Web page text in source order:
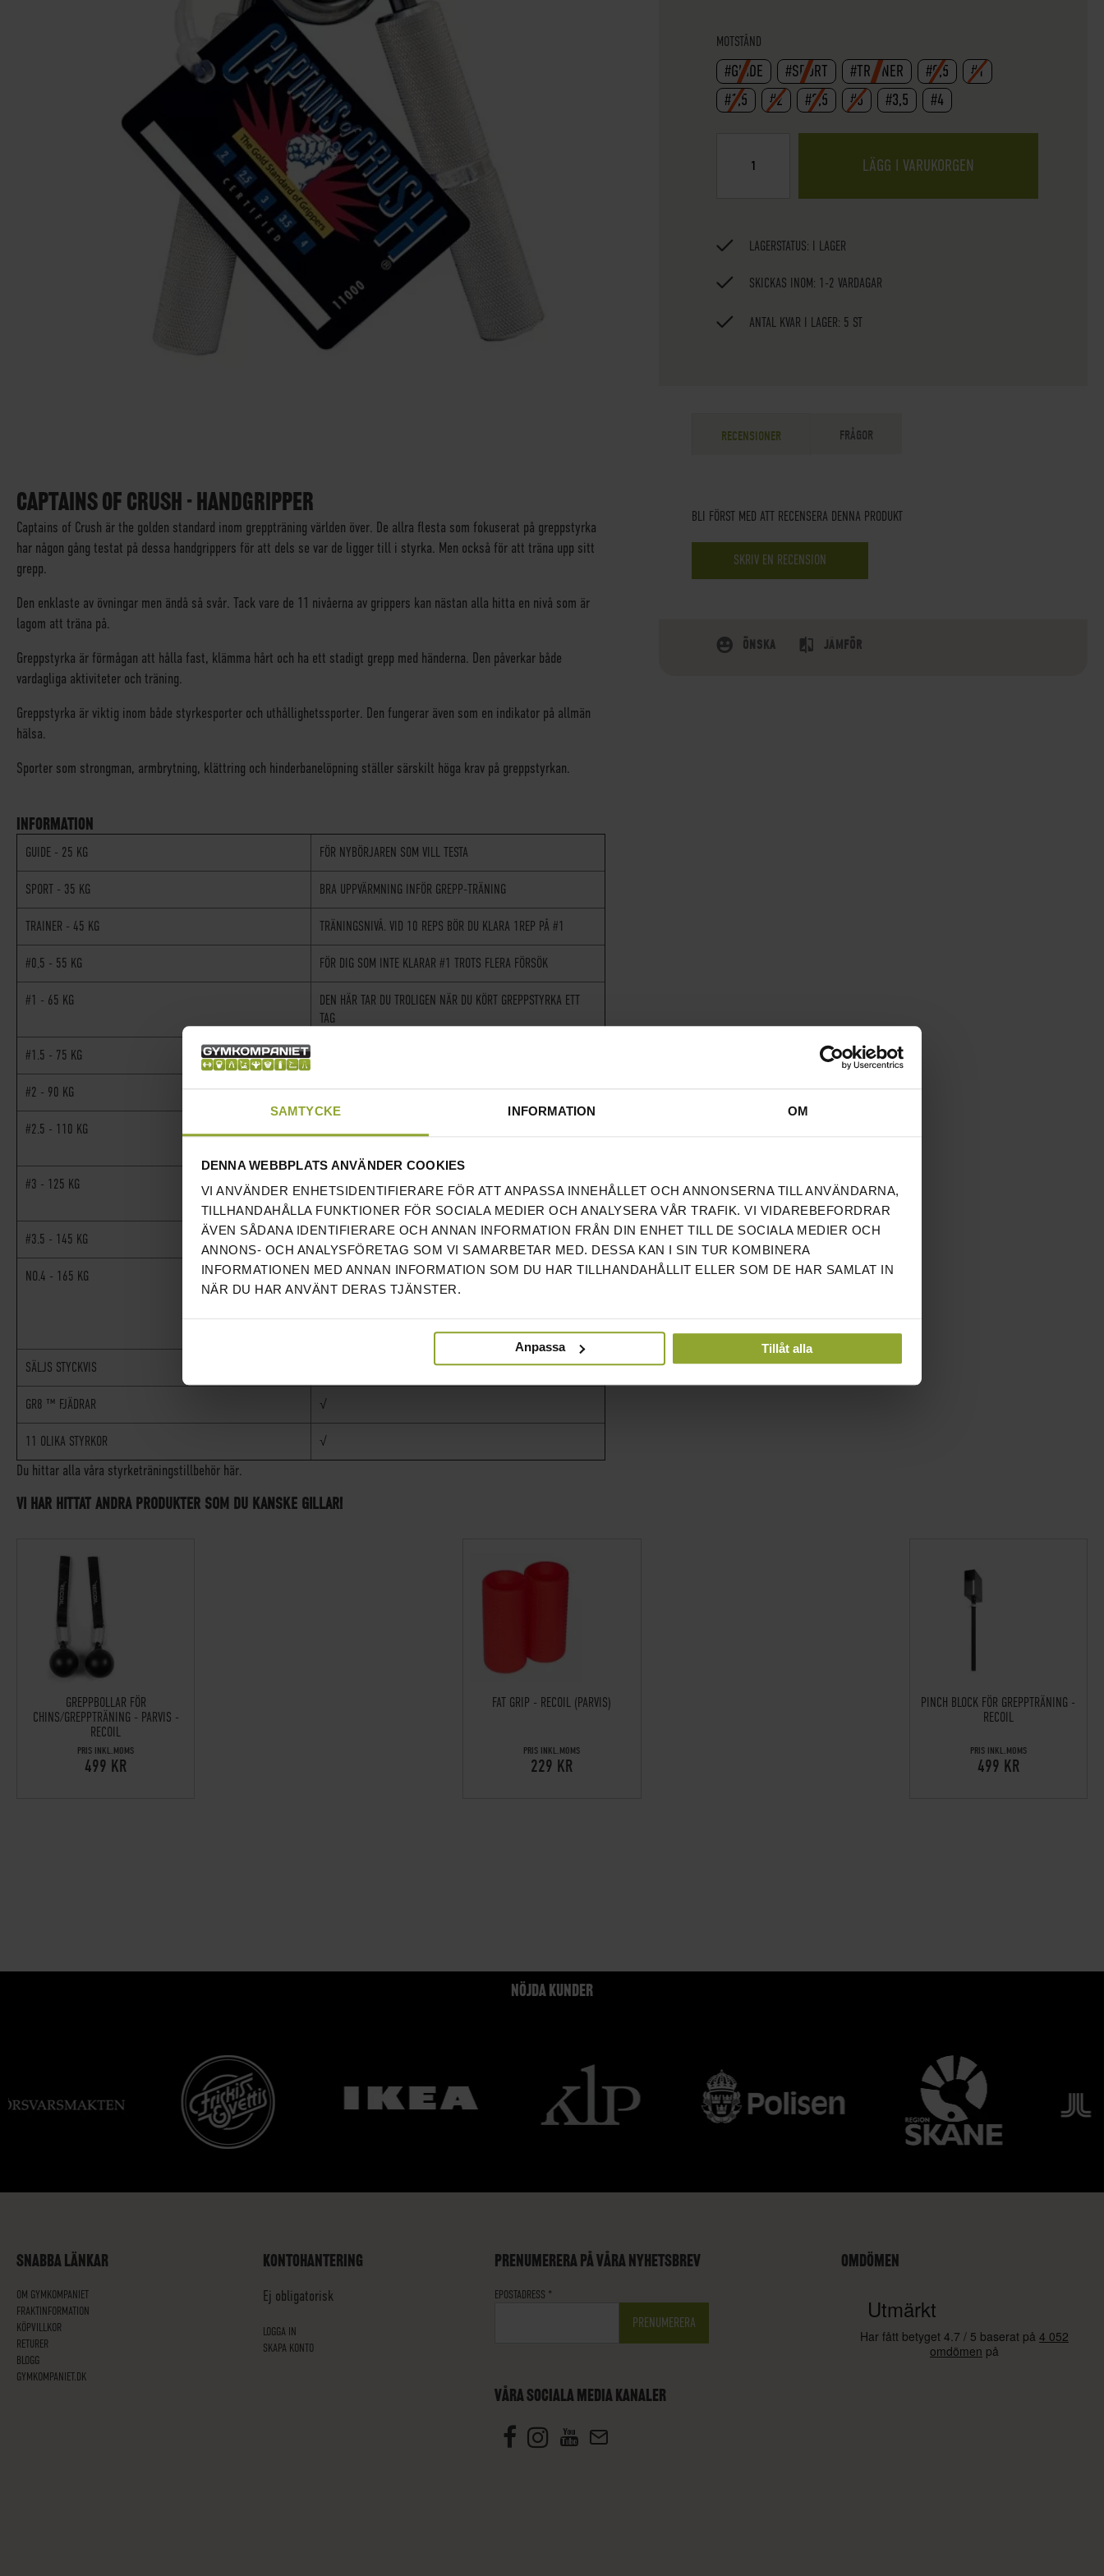
SAMTYCKE INFORMATION OM
DENNA WEBBPLATS ANVÄNDER COOKIES
VI ANVÄNDER ENHETSIDENTIFIERARE FÖR ATT ANPASSA INNEHÅLLET OCH ANNONSERNA TILL ANVÄNDARNA,
TILLHANDAHÅLLA FUNKTIONER FÖR SOCIALA MEDIER OCH ANALYSERA VÅR TRAFIK. VI VIDAREBEFORDRAR
ÄVEN SÅDANA IDENTIFIERARE OCH ANNAN INFORMATION FRÅN DIN ENHET TILL DE SOCIALA MEDIER OCH
ANNONS- OCH ANALYSFÖRETAG SOM VI SAMARBETAR MED. DESSA KAN I SIN TUR KOMBINERA
INFORMATIONEN MED ANNAN INFORMATION SOM DU HAR TILLHANDAHÅLLIT ELLER SOM DE HAR SAMLAT IN
NÄR DU HAR ANVÄNT DERAS TJÄNSTER.
Anpassa Tillåt alla
THE
BEGINNING
OF
THE
IMAGES
MOTSTÅND
#GUIDE #SPORT #TRAINER #0,5
#1
#1,5
#2 #2,5 #3 #3,5 #4
LÄGG I VARUKORGEN
LAGERSTATUS: I LAGER
SKICKAS INOM: 1-2 VARDAGAR
ANTAL KVAR I LAGER: 5 ST
RECENSIONER
BLI FÖRST MED ATT RECENSERA DENNA PRODUKT
SKRIV EN RECENSION
FRÅGOR
ÖNSKA JÄMFÖR
CAPTAINS OF CRUSH - HANDGRIPPER
Captains of Crush är the golden standard inom greppträning världen över. De allra flesta som fokuserat på greppstyrka
har någon gång testat på dessa handgrippers för att dels se var de ligger till i styrka. Men också för att träna upp sitt
grepp.
Den enklaste av övningar men ändå så svår. Tack vare de 11 nivåerna av grippers kan nästan alla hitta en nivå som är
lagom att träna på.
Greppstyrka är förmågan att hålla fast, klämma hårt och ha ett stadigt grepp med händerna. Den påverkar både
vardagliga aktiviteter och träning.
Greppstyrka är viktig inom både styrkesporter och uthållighetssporter. Den fungerar även som en indikator på allmän
hälsa.
Sporter som strongman, armbrytning, klättring och hinderbanelöpning ställer särskilt höga krav på greppstyrkan.
INFORMATION
GUIDE - 25 KG FÖR NYBÖRJAREN SOM VILL TESTA
SPORT - 35 KG BRA UPPVÄRMNING INFÖR GREPP-TRÄNING
TRAINER - 45 KG TRÄNINGSNIVÅ. VID 10 REPS BÖR DU KLARA 1REP PÅ #1
#0,5 - 55 KG FÖR DIG SOM INTE KLARAR #1 TROTS FLERA FÖRSÖK
#1 - 65 KG
DEN HÄR TAR DU TROLIGEN NÄR DU KÖRT GREPPSTYRKA ETT
TAG
#1.5 - 75 KG
#2 - 90 KG GRYMT. RIKTIGT BRA GREPPSTYRKA
#2.5 - 110 KG
#3 - 125 KG
EXTRA-ORDINÄRT GREPP (286 PERSONER I VÄRLDEN SOM
OFFICIELLT KLARAT ATT STÄNGA DENNA)
#3.5 - 145 KG PÅ VÄG MOT ABSOLUTA TOPPEN.
NO.4 - 165 KG
EPISKT! BARA EN HANDFULL MÄNNISKOR I VÄRLDEN HAR
KLARAT DENNA (ENDAST 5 PERSONER I HELA VÄRLDEN SOM HAR
SÄLJS STYCKVIS
GR8 ™ FJÄDRAR √
11 OLIKA STYRKOR √
Du hittar alla våra styrketräningstillbehör här.
VI HAR HITTAT ANDRA PRODUKTER SOM DU KANSKE GILLAR!
GREPPBOLLAR FÖR
CHINS/GREPPTRÄNING - PARVIS -
RECOIL
PRIS INKL.MOMS
499 KR
FAT GRIP - RECOIL (PARVIS)
PRIS INKL.MOMS
229 KR
PINCH BLOCK FÖR GREPPTRÄNING -
RECOIL
PRIS INKL.MOMS
499 KR
NÖJDA KUNDER
SNABBA LÄNKAR
OM GYMKOMPANIET
FRAKTINFORMATION
KÖPVILLKOR
RETURER
BLOGG
GYMKOMPANIET.DK
KONTOHANTERING
Ej obligatorisk
LOGGA IN
SKAPA KONTO
PRENUMERERA PÅ VÅRA NYHETSBREV
EPOSTADRESS *
VÅRA SOCIALA MEDIA KANALER
OMDÖMEN